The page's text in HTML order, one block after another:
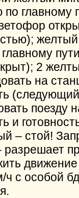
главному
2
на
и
– стой!
с особой